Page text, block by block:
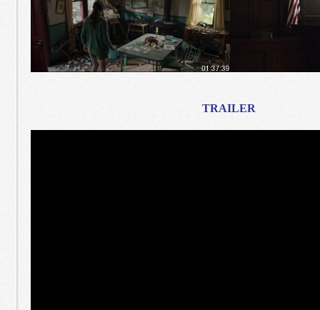
TRAILER